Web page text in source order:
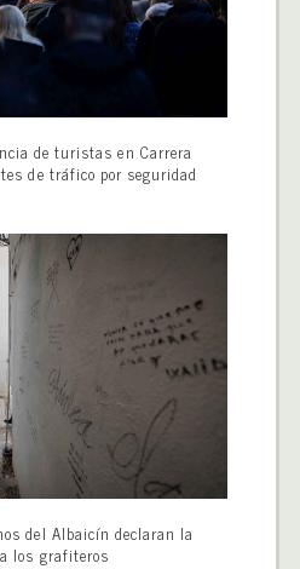
de turistas en Carrera
de tráfico por seguridad
del Albaicín declaran la
los grafiteros